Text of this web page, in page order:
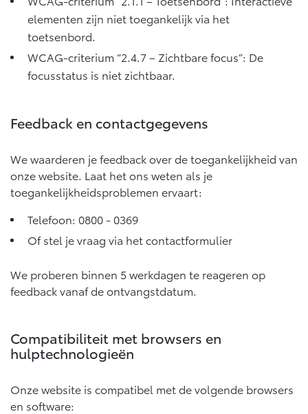
Proace (excl. BTW)
OOK ALS BATTERIJ-
ELEKTRISCH
Vanaf € 37.500,-
Proace Verso
BATTERIJ-ELEKTRISCH
Vanaf € 55.950,-
OOK ALS BATTERIJ-
elementen zijn niet toegankelijk via het
toetsenbord.
WCAG-criterium “2.4.7 – Zichtbare focus”: De
focusstatus is niet zichtbaar.
Feedback en contactgegevens
We waarderen je feedback over de toegankelijkheid van
onze website. Laat het ons weten als je
toegankelijkheidsproblemen ervaart:
Telefoon: 0800 - 0369
Of stel je vraag via hetcontactformulier
We proberen binnen 5 werkdagen te reageren op
feedback vanaf de ontvangstdatum.
Compatibiliteit met browsers en
hulptechnologieën
Onze website is compatibel met de volgende browsers
en software: